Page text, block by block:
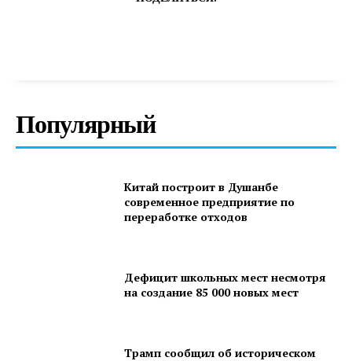
Популярный
Китай построит в Душанбе
современное предприятие по
переработке отходов
Дефицит школьных мест несмотря
на создание 85 000 новых мест
Трамп сообщил об историческом